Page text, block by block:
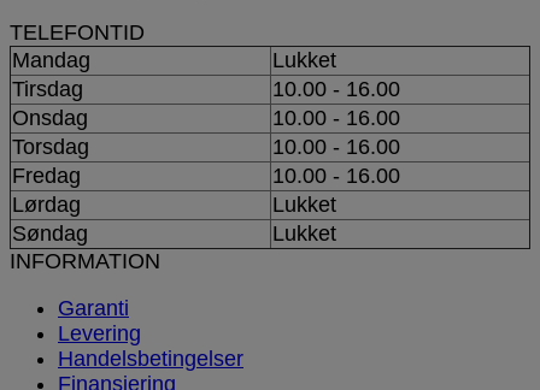
TELEFONTID
Mandag
Lukket
Tirsdag
10.00 - 16.00
Onsdag
10.00 - 16.00
Torsdag
10.00 - 16.00
Fredag
10.00 - 16.00
Lørdag
Lukket
Søndag
Lukket
INFORMATION
Garanti
Levering
Handelsbetingelser
Finansiering